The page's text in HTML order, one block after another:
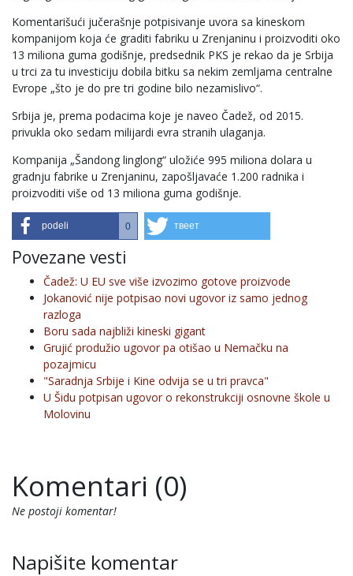
Komentarišući jučerašnje potpisivanje uvora sa kineskom
kompanijom koja će graditi fabriku u Zrenjaninu i proizvoditi oko
13 miliona guma godišnje, predsednik PKS je rekao da je Srbija
u trci za tu investiciju dobila bitku sa nekim zemljama centralne
Evrope „što je do pre tri godine bilo nezamislivo“.
Srbija je, prema podacima koje je naveo Čadež, od 2015.
privukla oko sedam milijardi evra stranih ulaganja.
Kompanija „Šandong linglong“ uložiće 995 miliona dolara u
gradnju fabrike u Zrenjaninu, zapošljavaće 1.200 radnika i
proizvoditi više od 13 miliona guma godišnje.
podeli 0 твеет
Povezane vesti
Čadež: U EU sve više izvozimo gotove proizvode
Jokanović nije potpisao novi ugovor iz samo jednog
razloga
Boru sada najbliži kineski gigant
Grujić produžio ugovor pa otišao u Nemačku na
pozajmicu
"Saradnja Srbije i Kine odvija se u tri pravca"
U Šidu potpisan ugovor o rekonstrukciji osnovne škole u
Molovinu
Komentari (0)
Ne postoji komentar!
Napišite komentar